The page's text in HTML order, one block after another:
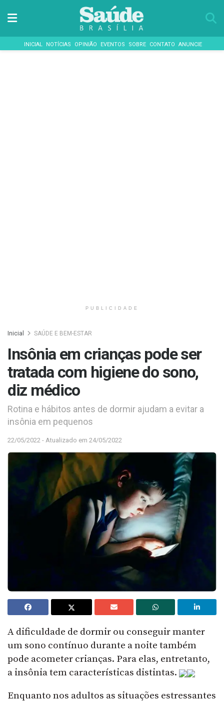
INICIAL NOTÍCIAS OPINIÃO EVENTOS SOBRE CONTATO ANUNCIE
PUBLICIDADE
Inicial SAÚDE E BEM-ESTAR
Insônia em crianças pode ser
tratada com higiene do sono,
diz médico
Rotina e hábitos antes de dormir ajudam a evitar a
insônia em pequenos
22/05/2022 - Atualizado em 24/05/2022
A dificuldade de dormir ou conseguir manter
um sono contínuo durante a noite também
pode acometer crianças. Para elas, entretanto,
a insônia tem características distintas.
Enquanto nos adultos as situações estressantes